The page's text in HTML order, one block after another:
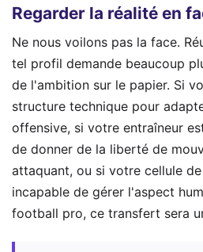
Regarder la réalité en
Ne nous voilons pas la face.
tel profil demande beaucoup
de l'ambition sur le papier. Si
structure technique pour
offensive, si votre entraîneur
de donner de la liberté de
attaquant, ou si votre cellule
incapable de gérer l'aspect
football pro, ce transfert sera